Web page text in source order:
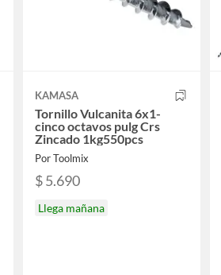
KAMASA
Tornillo Vulcanita 6x1-
cinco octavos pulg Crs
Zincado 1kg550pcs
Por Toolmix
$ 5.690
Llega mañana